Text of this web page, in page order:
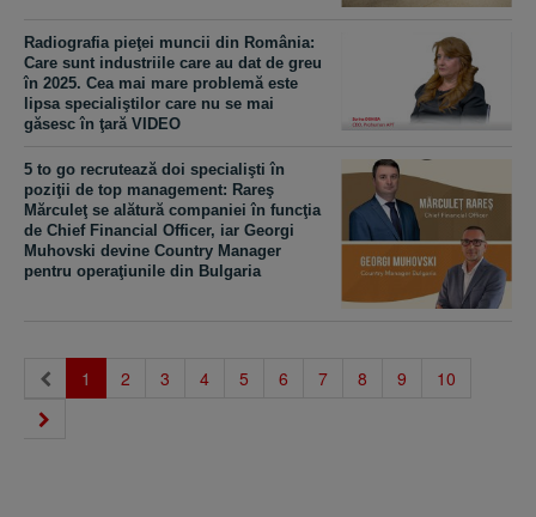
Radiografia pieţei muncii din România:
Care sunt industriile care au dat de greu
în 2025. Cea mai mare problemă este
lipsa specialiştilor care nu se mai
găsesc în ţară VIDEO
5 to go recrutează doi specialişti în
poziţii de top management: Rareş
Mărculeţ se alătură companiei în funcţia
de Chief Financial Officer, iar Georgi
Muhovski devine Country Manager
pentru operaţiunile din Bulgaria
1 (current)
2 3 4 5 6 7 8 9 10